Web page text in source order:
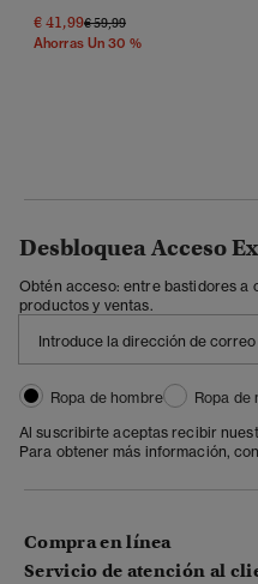
€ 41,99Precio Rebajado De
€ 59,99A
Ahorras Un 30 %
Desbloquea Acceso
Obtén acceso: entre bastidores a
productos y ventas.
Ropa de hombre
Ropa de
Al suscribirte aceptas recibir
Para obtener más información,
Compra en línea
Servicio de atención al